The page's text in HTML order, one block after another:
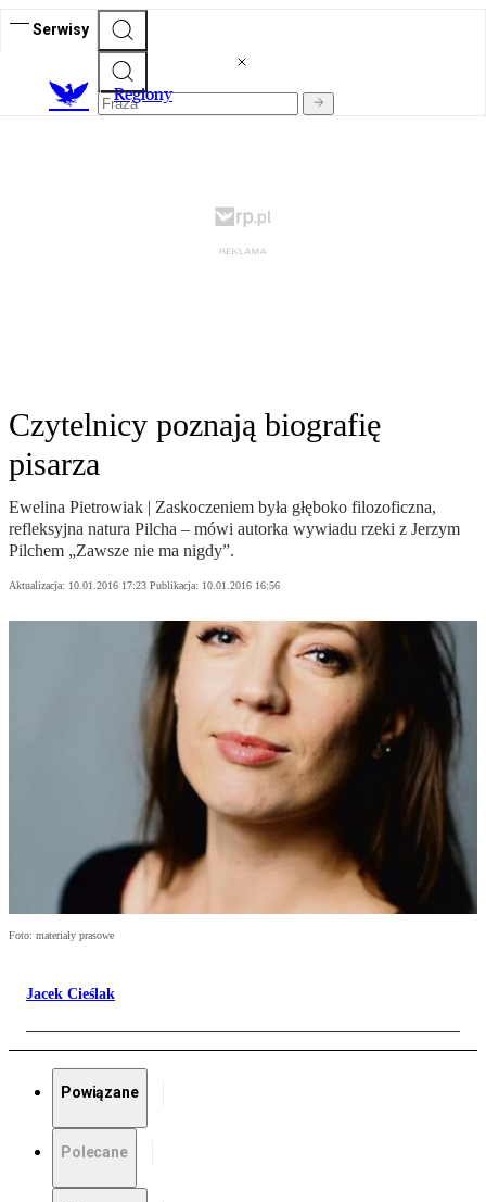
Serwisy
Regiony
Czytelnicy poznają biografię
pisarza
Ewelina Pietrowiak | Zaskoczeniem była głęboko filozoficzna,
refleksyjna natura Pilcha – mówi autorka wywiadu rzeki z Jerzym
Pilchem „Zawsze nie ma nigdy”.
Aktualizacja: 10.01.2016 17:23 Publikacja: 10.01.2016 16:56
Foto: materiały prasowe
Jacek Cieślak
Powiązane
Polecane